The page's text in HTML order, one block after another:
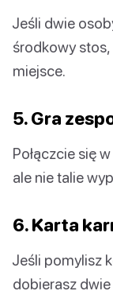
Jeśli dwie
środkowy
miejsce.
5. Gra
Połączcie się
ale nie talie
6. Karta
Jeśli pomylisz
dobierasz dwie